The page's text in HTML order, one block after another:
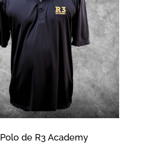
Polo de R3 Academy